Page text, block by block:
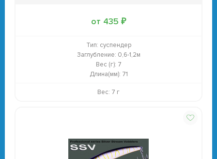
от 435 ₽
Тип: суспендер
Заглубление: 0,6-1,2м
Вес (г): 7
Длина(мм): 71
Вес: 7 г